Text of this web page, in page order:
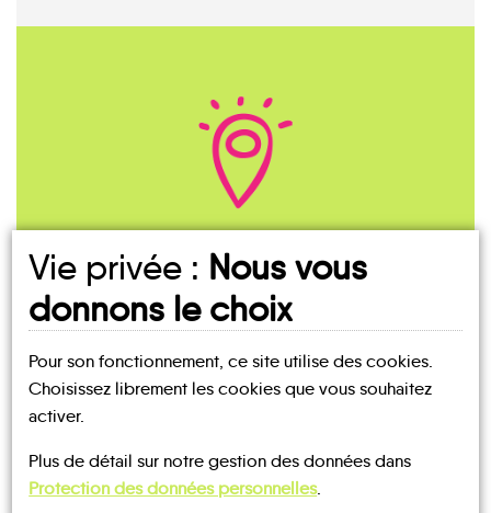
On part d'où ?
Vie privée : Nous vous
donnons le choix
Pour son fonctionnement, ce site utilise des cookies.
Choisissez librement les cookies que vous souhaitez
activer.
Plus de détail sur notre gestion des données dans
Protection des données personnelles.